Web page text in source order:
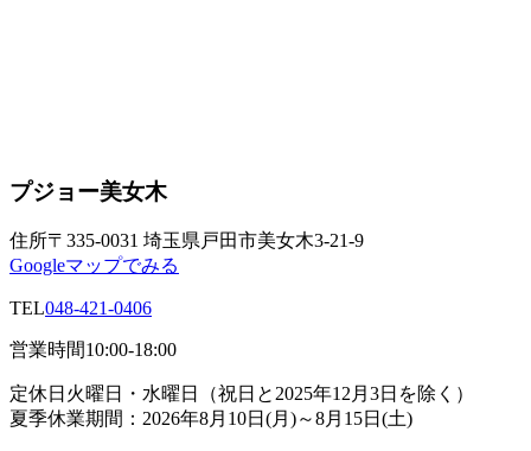
プジョー美女木
住所〒335-0031 埼玉県戸田市美女木3-21-9
Googleマップでみる
TEL048-421-0406
営業時間10:00-18:00
定休日 火曜日・水曜日（祝日と2025年12月3日を除く）
夏季休業期間：2026年8月10日(月)～8月15日(土)